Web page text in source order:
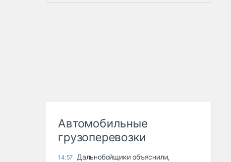
Автомобильные
грузоперевозки
14:57
Дальнобойщики объяснили,